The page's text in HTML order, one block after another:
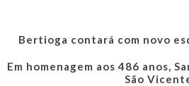
Bertioga contará com novo
Em homenagem aos 486 anos,
São